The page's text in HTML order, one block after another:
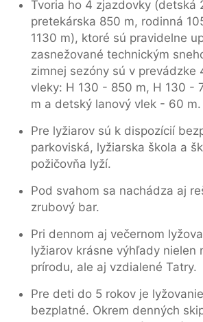
Tvoria ho 4 zjazdovky (detská
pretekárska 850 m, rodinná
1130 m), ktoré sú pravidelne
zasnežované technickým
zimnej sezóny sú v prevádzke
vleky: H 130 - 850 m, H 130 -
m a detský lanový vlek - 60 m.
Pre lyžiarov sú k dispozícií
parkoviská, lyžiarska škola a
požičovňa lyží.
Pod svahom sa nachádza aj
zrubový bar.
Pri dennom aj večernom
lyžiarov krásne výhľady nielen
prírodu, ale aj vzdialené Tatry.
Pre deti do 5 rokov je
bezplatné. Okrem denných